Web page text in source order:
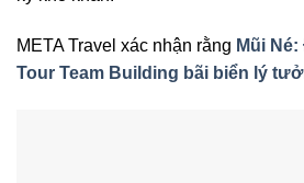
META Travel xác nhận rằng Mũi
Tour Team Building bãi biển lý